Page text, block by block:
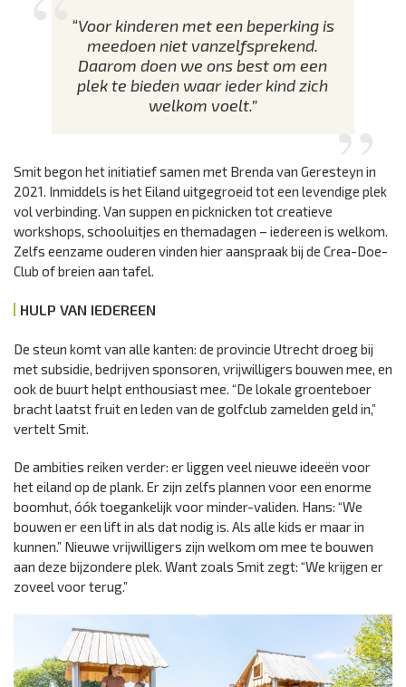
“Voor kinderen met een beperking is
meedoen niet vanzelfsprekend.
Daarom doen we ons best om een
plek te bieden waar ieder kind zich
welkom voelt.”
Smit begon het initiatief samen met Brenda van Geresteyn in
2021. Inmiddels is het Eiland uitgegroeid tot een levendige plek
vol verbinding. Van suppen en picknicken tot creatieve
workshops, schooluitjes en themadagen – iedereen is welkom.
Zelfs eenzame ouderen vinden hier aanspraak bij de Crea-Doe-
Club of breien aan tafel.
HULP VAN IEDEREEN
De steun komt van alle kanten: de provincie Utrecht droeg bij
met subsidie, bedrijven sponsoren, vrijwilligers bouwen mee, en
ook de buurt helpt enthousiast mee. “De lokale groenteboer
bracht laatst fruit en leden van de golfclub zamelden geld in,”
vertelt Smit.
De ambities reiken verder: er liggen veel nieuwe ideeën voor
het eiland op de plank. Er zijn zelfs plannen voor een enorme
boomhut, óók toegankelijk voor minder-validen. Hans: “We
bouwen er een lift in als dat nodig is. Als alle kids er maar in
kunnen.” Nieuwe vrijwilligers zijn welkom om mee te bouwen
aan deze bijzondere plek. Want zoals Smit zegt: “We krijgen er
zoveel voor terug.”